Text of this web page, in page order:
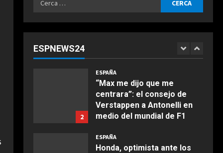
ESPNEWS24
1
Agosto 6, 2026
2
ESPAÑA
“Max me dijo que me
centrara”: el consejo de
Verstappen a Antonelli en
medio del mundial de F1
ESPAÑA
Honda, optimista ante los
COCINA
Ensalada de espinacas
deliciosa
Maggio 28, 2026
Boquerones fritos en
freidora de aire